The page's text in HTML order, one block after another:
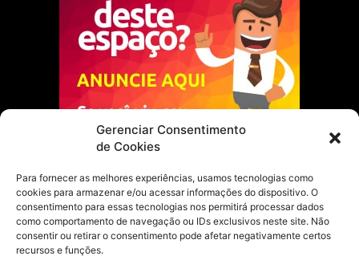
Gerenciar Consentimento
de Cookies
Para fornecer as melhores experiências, usamos tecnologias como
cookies para armazenar e/ou acessar informações do dispositivo. O
consentimento para essas tecnologias nos permitirá processar dados
como comportamento de navegação ou IDs exclusivos neste site. Não
consentir ou retirar o consentimento pode afetar negativamente certos
recursos e funções.
Escolha do Editor
Justiça Itinerante garante regularização
fundiária e casamento comunitário para